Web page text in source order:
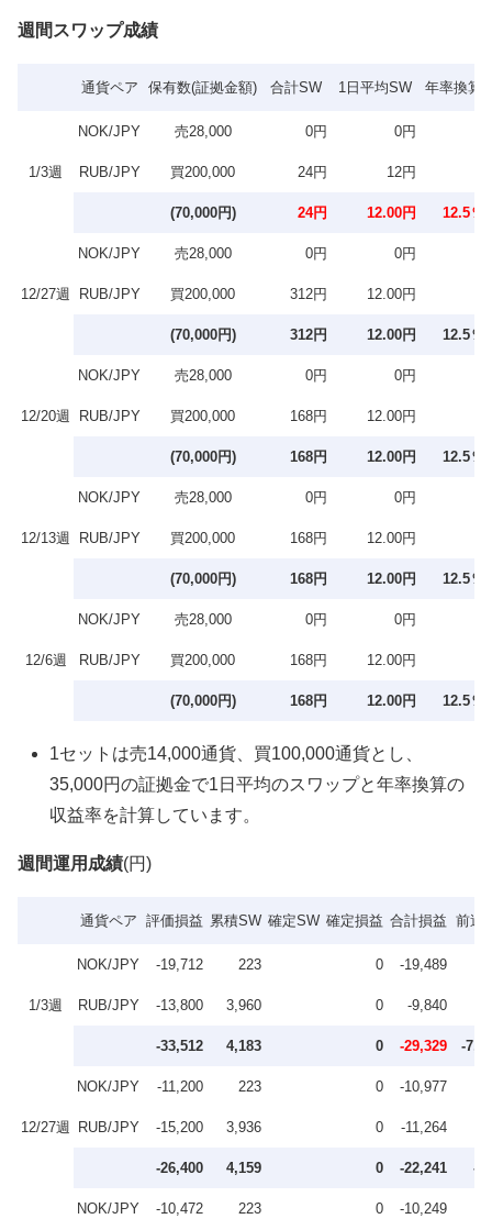
週間スワップ成績
通貨ペア 保有数(証拠金額) 合計SW 1日平均SW 年率換算
1/3週
NOK/JPY 売28,000 0円 0円
RUB/JPY 買200,000 24円 12円
(70,000円) 24円 12.00円 12.5％
12/27週
NOK/JPY 売28,000 0円 0円
RUB/JPY 買200,000 312円 12.00円
(70,000円) 312円 12.00円 12.5％
12/20週
NOK/JPY 売28,000 0円 0円
RUB/JPY 買200,000 168円 12.00円
(70,000円) 168円 12.00円 12.5％
12/13週
NOK/JPY 売28,000 0円 0円
RUB/JPY 買200,000 168円 12.00円
(70,000円) 168円 12.00円 12.5％
12/6週
NOK/JPY 売28,000 0円 0円
RUB/JPY 買200,000 168円 12.00円
(70,000円) 168円 12.00円 12.5％
1セットは売14,000通貨、買100,000通貨とし、
35,000円の証拠金で1日平均のスワップと年率換算の
収益率を計算しています。
週間運用成績(円)
通貨ペア 評価損益 累積SW 確定SW 確定損益 合計損益 前週
1/3週
NOK/JPY -19,712 223 0 -19,489
RUB/JPY -13,800 3,960 0 -9,840
-33,512 4,183 0 -29,329 -
12/27週
NOK/JPY -11,200 223 0 -10,977
RUB/JPY -15,200 3,936 0 -11,264
-26,400 4,159 0 -22,241 -
NOK/JPY -10,472 223 0 -10,249